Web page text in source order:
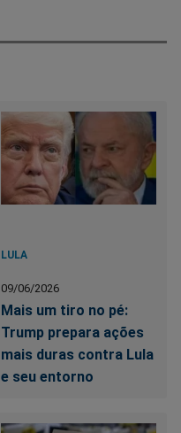
LULA
09/06/2026
Mais um tiro no pé:
Trump prepara ações
mais duras contra Lula
e seu entorno